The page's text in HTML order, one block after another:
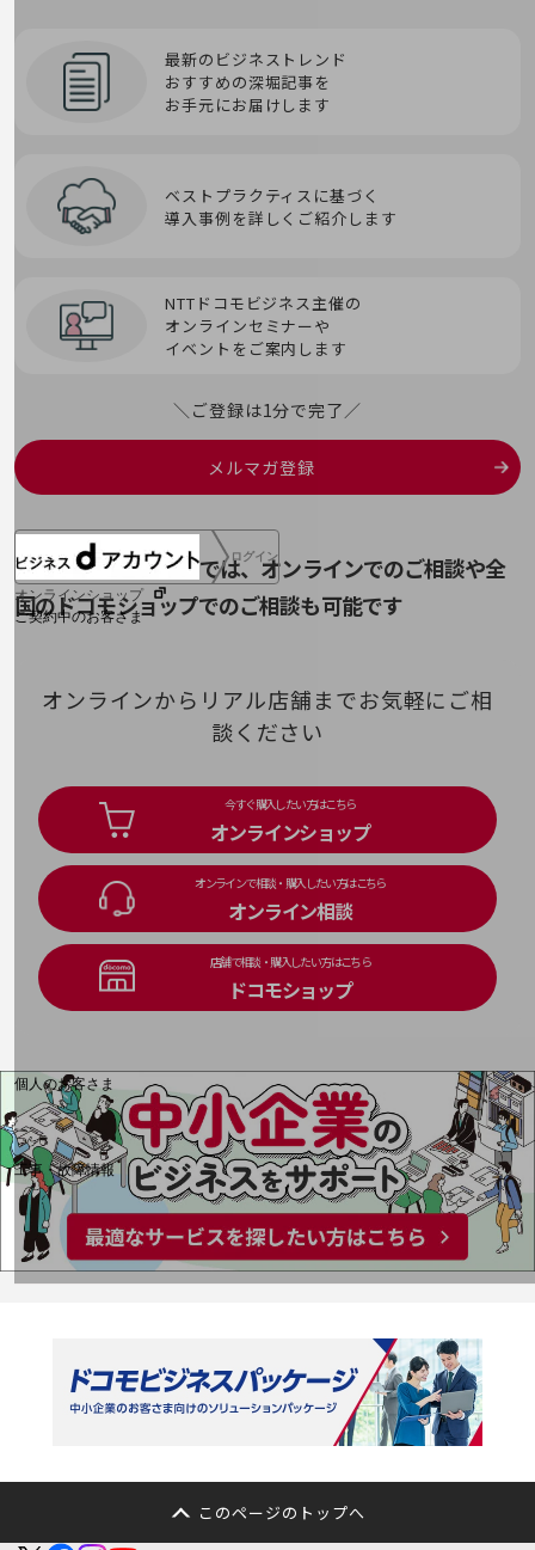
電子公告
採用情報TOP
新卒採用
障がい者採用
人材育成制度
協賛
NTTドコモグループ
ログイン
オンラインショップ
ご契約中のお客さま
ご契約中サービスの一元管理
Web明細(ビリングステーション)
個人のお客さま
NTTドコモ
OCNなど
工事・故障情報
お客さまサポートサイト
SDPFナレッジセンター
NTTドコモ 通信障害情報
せ
セキュリティインシデント
セッション
ゼロトラスト
脆弱性／脆弱性診断
そ
プロンプトエンジニアリング
輻輳(ふくそう）
ペネトレーションテスト
ほ
IVR
SMS
SOAR
SOC
Society 5.0
SoE(System of Engagement)
SORA
SPF/DKIM/DMARC
SSO
Systems of Record(SoR)
最新のビジネストレンド
おすすめの深堀記事を
お手元にお届けします
ベストプラクティスに基づく
導入事例を詳しくご紹介します
NTTドコモビジネス主催の
オンラインセミナーや
イベントをご案内します
＼ご登録は1分で完了／
メルマガ登録
NTTドコモビジネスでは、オンラインでのご相談や全
国のドコモショップでのご相談も可能です
オンラインからリアル店舗までお気軽にご相
談ください
今すぐ購入したい方はこちら
オンラインショップ
オンラインで相談・購入したい方はこちら
オンライン相談
店舗で相談・購入したい方はこちら
ドコモショップ
このページのトップへ